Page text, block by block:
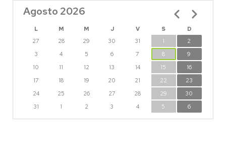
Agosto 2026
L M M J V S
D
27
28 29 30 31 1
2
3
4 5 6 7 8
9
10
11 12 13 14 15
16
17
18 19 20 21 22
23
24
25 26 27 28 29
30
31
1 2 3 4 5 6
Paginación